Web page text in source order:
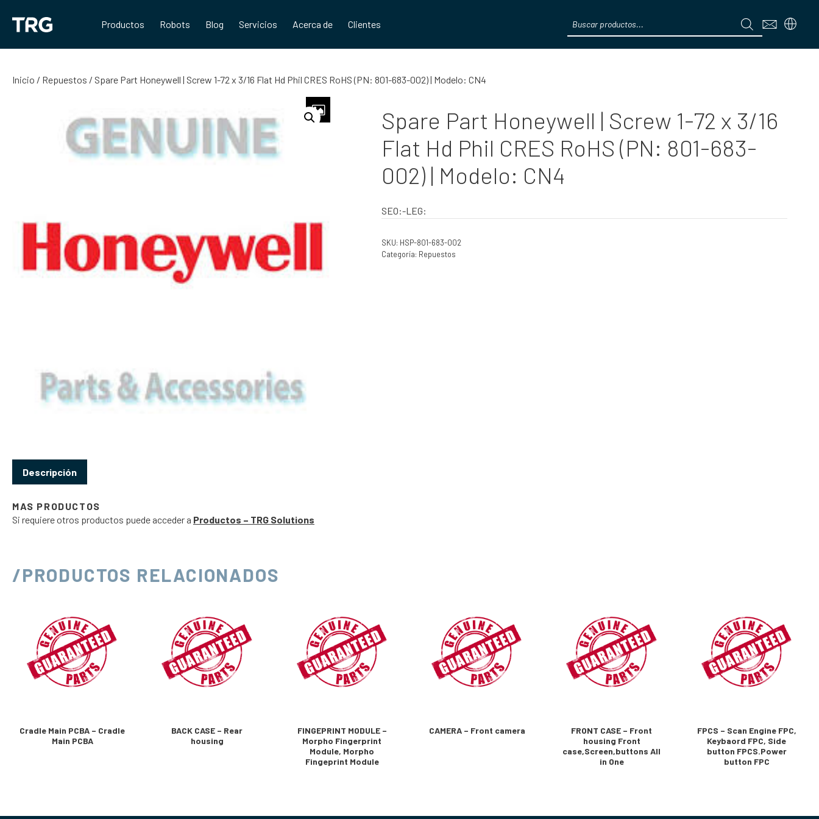
contenido
Productos Robots Blog Servicios Acerca de Clientes
search
Inicio / Repuestos / Spare Part Honeywell | Screw 1-72 x 3/16 Flat Hd Phil CRES RoHS (PN: 801-683-002) | Modelo: CN4
Spare Part Honeywell | Screw 1-72 x 3/16
Flat Hd Phil CRES RoHS (PN: 801-683-
002) | Modelo: CN4
SEO:-LEG:
SKU: HSP-801-683-002
Categoría: Repuestos
Descripción
MAS PRODUCTOS
Si requiere otros productos puede acceder a Productos – TRG Solutions
/PRODUCTOS RELACIONADOS
Cradle Main PCBA – Cradle
Main PCBA
BACK CASE – Rear
housing
FINGEPRINT MODULE –
Morpho Fingerprint
Module, Morpho
Fingeprint Module
CAMERA – Front camera
FRONT CASE – Front
housing Front
case,Screen,buttons All
in One
FPCS – Scan Engine FPC,
Keybaord FPC, Side
button FPCS.Power
button FPC